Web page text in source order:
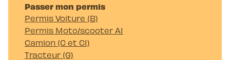
Passer mon permis
Permis Voiture (B)
Permis Moto/scooter A1
Camion (C et C1)
Tracteur (G)